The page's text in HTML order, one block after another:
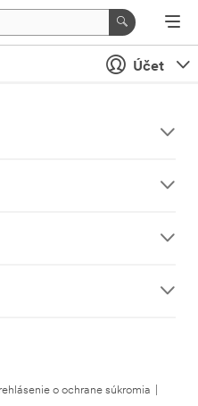
Účet
o ochrane súkromia